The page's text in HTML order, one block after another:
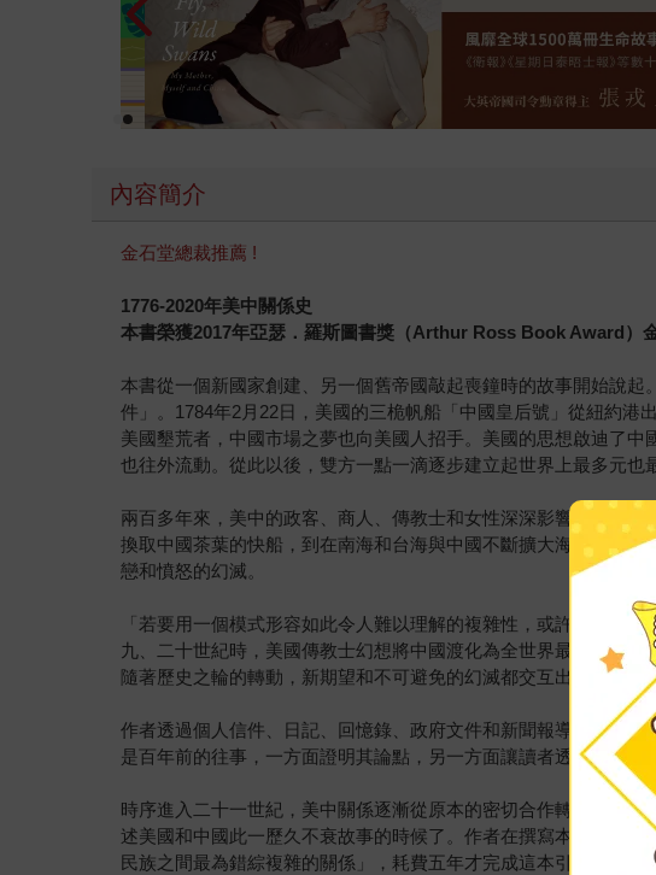
內容簡介
金石堂總裁推薦 !
1776-2020年美中關係史
本書榮獲2017年亞瑟 ．羅斯圖書獎（Arthur Ross Book Award）
本書從一個新國家創建、另一個舊帝國敲起喪鐘時的故事開始說
件」。1784年2月22日，美國的三桅帆船「中國皇后號」從紐約港
美國墾荒者，中國市場之夢也向美國人招手。美國的思想啟迪了
也往外流動。從此以後，雙方一點一滴逐步建立起世界上最多元也
兩百多年來，美中的政客、商人、傳教士和女性深深影響著兩國
換取中國茶葉的快船，到在南海和台海與中國不斷擴大海軍對峙
戀和憤怒的幻滅。
「若要用一個模式形容如此令人難以理解的複雜性，或許可用佛
九、二十世紀時，美國傳教士幻想將中國渡化為全世界最大的基
隨著歷史之輪的轉動，新期望和不可避免的幻滅都交互出現。」
作者透過個人信件、日記、回憶錄、政府文件和新聞報導等文獻
是百年前的往事，一方面證明其論點，另一方面讓讀者透過清楚的
時序進入二十一世紀，美中關係逐漸從原本的密切合作轉為競爭
述美國和中國此一歷久不衰故事的時候了。作者在撰寫本書時每
民族之間最為錯綜複雜的關係」，耗費五年才完成這本引人入勝